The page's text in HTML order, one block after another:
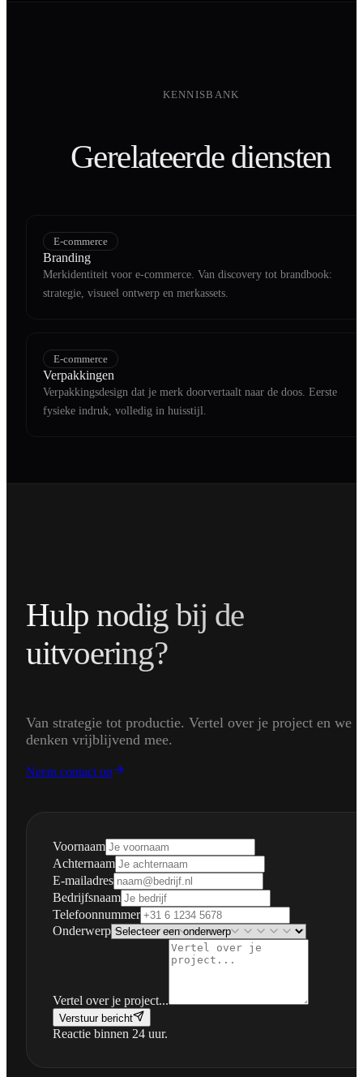
KENNISBANK
Gerelateerde diensten
E-commerce
Branding
Merkidentiteit voor e-commerce. Van discovery tot brandbook:
strategie, visueel ontwerp en merkassets.
E-commerce
Verpakkingen
Verpakkingsdesign dat je merk doorvertaalt naar de doos. Eerste
fysieke indruk, volledig in huisstijl.
Hulp nodig bij de
uitvoering?
Van strategie tot productie. Vertel over je project en we
denken vrijblijvend mee.
Neem contact op
Voornaam
Achternaam
E-mailadres
Bedrijfsnaam
Telefoonnummer
Onderwerp
Vertel over je project...
Verstuur bericht
Reactie binnen 24 uur.